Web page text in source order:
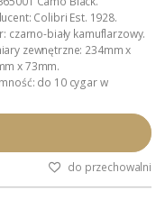
Colibri Est. 1928.
czarno-biały kamuflarzowy.
zewnętrzne: 234mm x
x 73mm.
do 10 cygar w
nawilżacz,
przekładki.
wytrzymałe, lakierowane
do przechowalni